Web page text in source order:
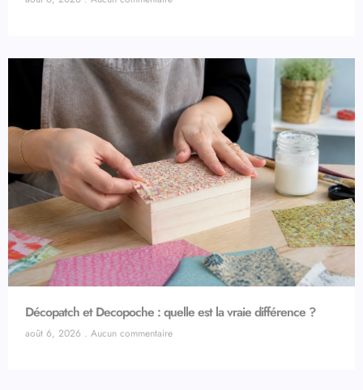
Décopatch et Decopoche : quelle est la vraie différence ?
août 6, 2026 Aucun commentaire